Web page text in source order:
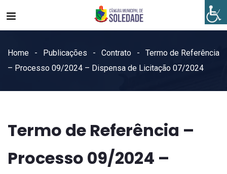
Home Publicações Contrato
Termo de Referência
– Processo 09/2024 – Dispensa de Licitação 07/2024
Termo de Referência –
Processo 09/2024 –